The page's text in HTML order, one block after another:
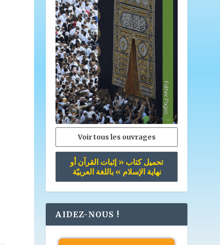
Voir tous les ouvrages
تحميل كتاب « إثبات القرآن أو
نهاية الإسلام » باللغة العربيّة
AIDEZ-NOUS !